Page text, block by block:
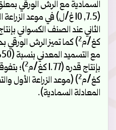
السمادية مع الرش الورقي بمعلق
(7.5, 10 غ/ل) في موعد
كغ/م2
بإنتاج قدره (1.77 كغ/م
2
كغ/م2
المعادلة السمادية).